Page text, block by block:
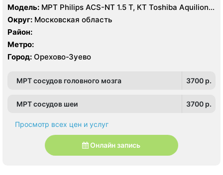
Модель: МРТ Philips ACS-NT 1.5 Т, КТ Toshiba Aquilion
64 среза, УЗИ
Округ: Московская область
Район:
Метро:
Город: Орехово-Зуево
МРТ сосудов головного мозга 3700 p.
МРТ сосудов шеи 3700 p.
Просмотр всех цен и услуг
Онлайн запись